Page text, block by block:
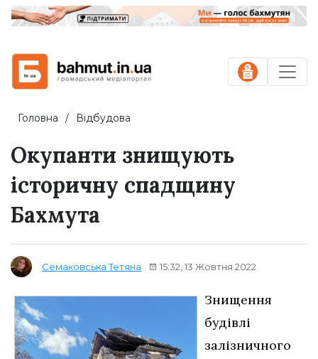
Головна Відбудова
Окупанти знищують
історичну спадщину
Бахмута
Семаковська Тетяна 15:32, 13 Жовтня 2022
Знищення
будівлі
залізничного